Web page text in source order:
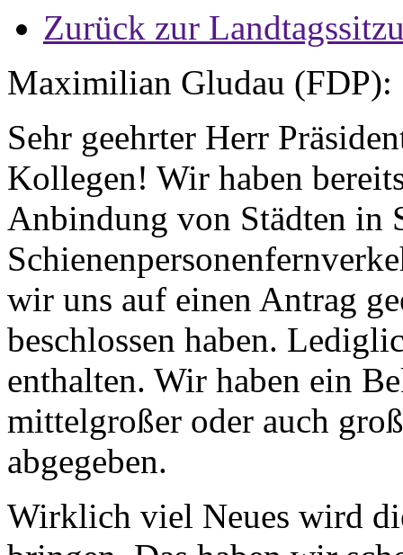
Zurück zur
Maximilian Gludau (FDP):
Sehr geehrter Herr
Kollegen! Wir haben
Anbindung von Städten in
wir uns auf einen Antrag
beschlossen haben.
enthalten. Wir haben ein
mittelgroßer oder auch
abgegeben.
Wirklich viel Neues wird